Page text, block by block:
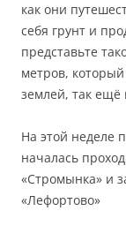
как они
себя грунт и
представьте
метров,
землей, так ещё
На этой неделе
началась
«Стромынка» и
«Лефортово»